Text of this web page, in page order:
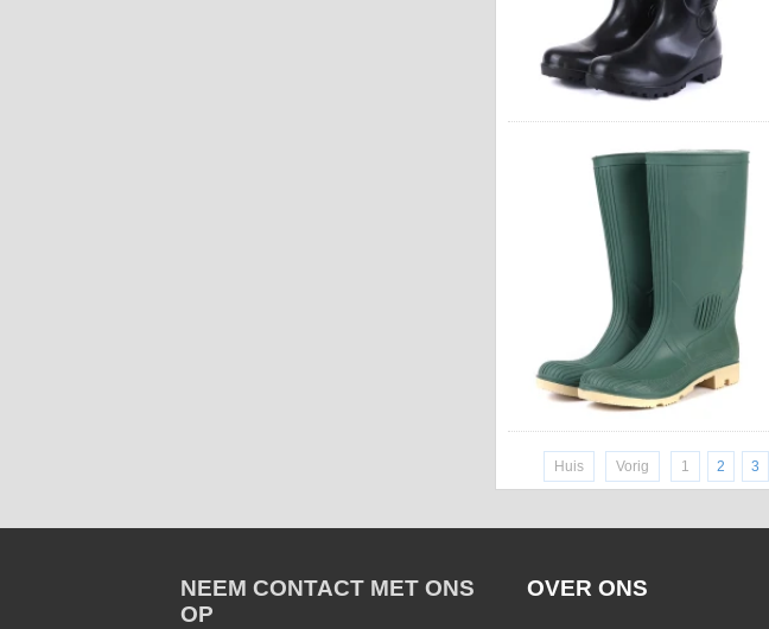
Huis Vorig 1 2 3
NEEM CONTACT MET ONS
OP
OVER ONS